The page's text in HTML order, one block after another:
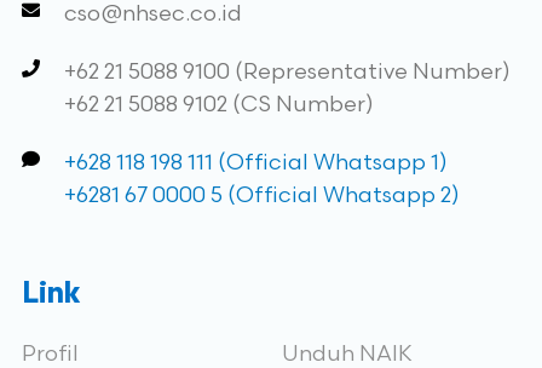
cso@nhsec.co.id
+62 21 5088 9100 (Representative Number)
+62 21 5088 9102 (CS Number)
+628 118 198 111 (Official Whatsapp 1)
+6281 67 0000 5 (Official Whatsapp 2)
Link
Profil
Unduh NAIK